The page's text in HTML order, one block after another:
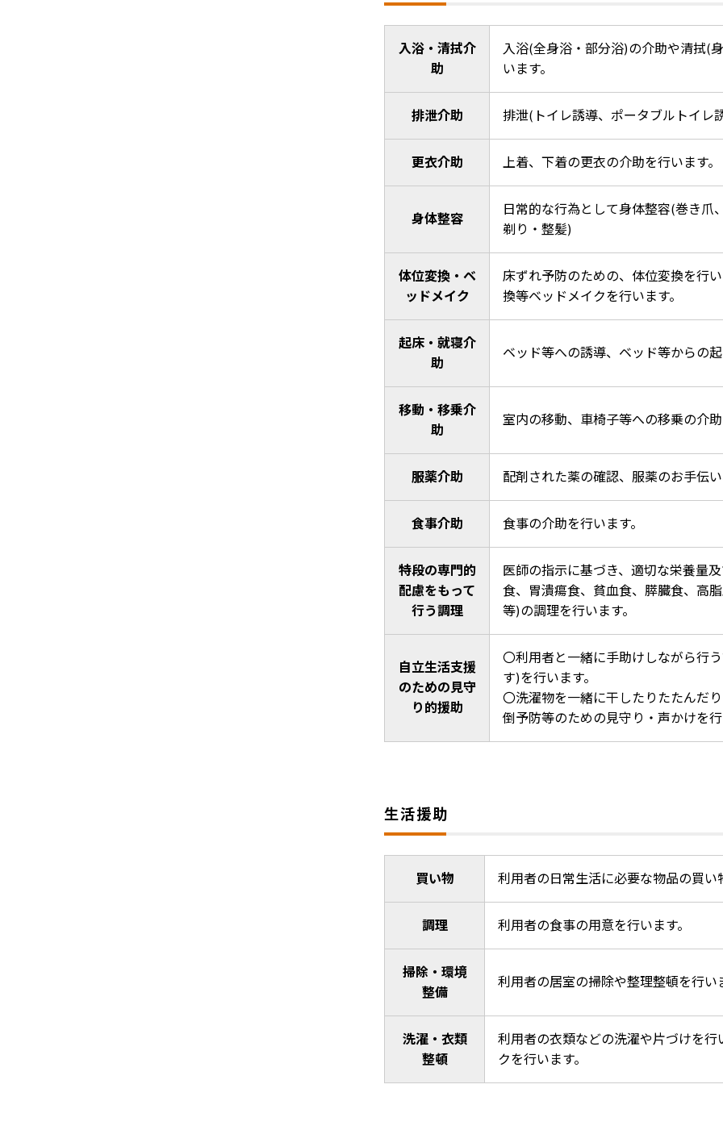
入浴・清拭介
助
入浴(全身浴・部分浴)の介助や清拭(
います。
排泄介助 排泄(トイレ誘導、ポータブルトイレ
更衣介助 上着、下着の更衣の介助を行います。
身体整容
日常的な行為として身体整容(巻き爪
剃り・整髪)
体位変換・ベ
ッドメイク
床ずれ予防のための、体位変換を行
換等ベッドメイクを行います。
起床・就寝介
助
ベッド等への誘導、ベッド等からの
移動・移乗介
助
室内の移動、車椅子等への移乗の介
服薬介助 配剤された薬の確認、服薬のお手伝
食事介助 食事の介助を行います。
特段の専門的
配慮をもって
行う調理
医師の指示に基づき、適切な栄養量
食、胃潰瘍食、貧血食、膵臓食、高
等)の調理を行います。
自立生活支援
のための見守
り的援助
〇利用者と一緒に手助けしながら行
す)を行います。
〇洗濯物を一緒に干したりたたんだ
倒予防等のための見守り・声かけを
生活援助
買い物 利用者の日常生活に必要な物品の買い
調理 利用者の食事の用意を行います。
掃除・環境
整備
利用者の居室の掃除や整理整頓を行い
洗濯・衣類
整頓
利用者の衣類などの洗濯や片づけを
クを行います。